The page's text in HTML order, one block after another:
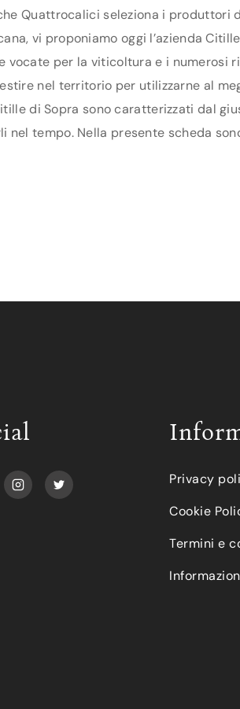
Quattrocalici seleziona i
vi proponiamo oggi l’azienda
vocate per la viticoltura e i
nel territorio per utilizzarne al
di Sopra sono caratterizzati dal
tempo. Nella presente scheda
Privacy
Cookie
Termini e